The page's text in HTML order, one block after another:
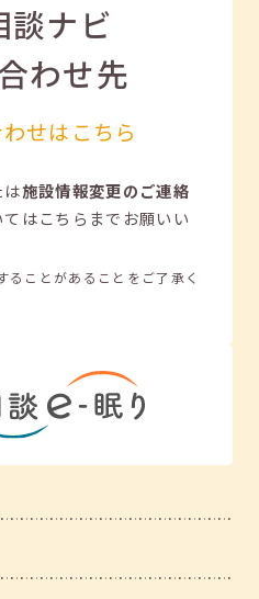
談ナビ
わせ先
せはこちら
は施設情報変更のご連絡
はこちらまでお願いい
ることがあることをご了承く